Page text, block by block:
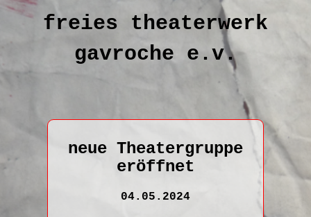
freies theaterwerk
gavroche e.v.
neue Theatergruppe
eröffnet
04.05.2024